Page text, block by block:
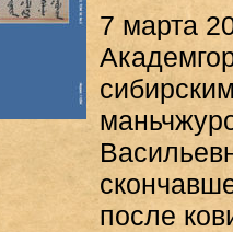
7 марта
после